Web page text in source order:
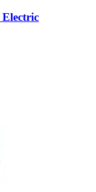
Electric